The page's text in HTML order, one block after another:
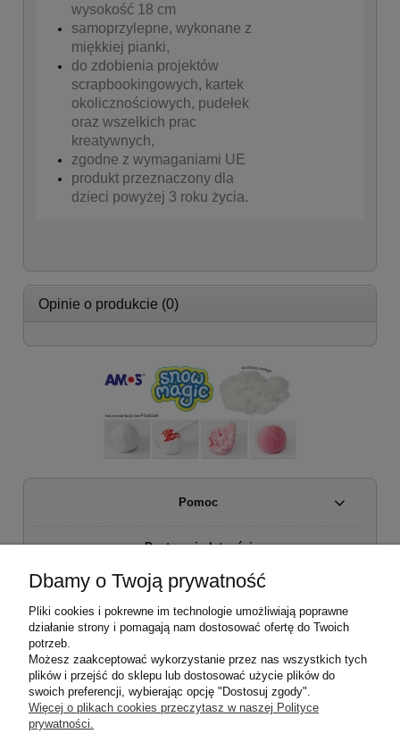
wysokość 18 cm
samoprzylepne, wykonane z
miękkiej pianki,
do zdobienia projektów
scrapbookingowych, kartek
okolicznościowych, pudełek
oraz wszelkich prac
kreatywnych,
zgodne z wymaganiami UE
produkt przeznaczony dla
dzieci powyżej 3 roku życia.
Opinie o produkcie (0)
Pomoc
Dostawa i płatności
Moje konto
Regulamin sklepu
Zwroty i reklamacje
Dbamy o Twoją prywatność
Pliki cookies i pokrewne im technologie umożliwiają poprawne
działanie strony i pomagają nam dostosować ofertę do Twoich
potrzeb.
Możesz zaakceptować wykorzystanie przez nas wszystkich tych
plików i przejść do sklepu lub dostosować użycie plików do
swoich preferencji, wybierając opcję "Dostosuj zgody".
Więcej o plikach cookies przeczytasz w naszej Polityce
prywatności.